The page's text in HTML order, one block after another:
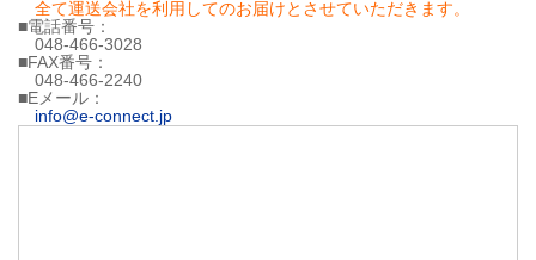
全て運送会社を利用してのお届けとさせていただきます。
■電話番号：
048-466-3028
■FAX番号：
048-466-2240
■Eメール：
info@e-connect.jp